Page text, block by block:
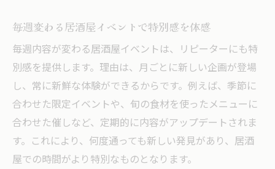
個性あふれる居酒屋イベントで週を彩る
地元グルメと共に味わう居酒屋の催し
居酒屋イベントと地元グルメの絶妙な共演
旬の料理と居酒屋イベントで贅沢な時間を
居酒屋で味わう地元食材と月替わり催し
グルメ体験と居酒屋イベントが同時に楽し
める
毎週変わる居酒屋イベントで特別感を体感
毎週内容が変わる居酒屋イベントは、リピーターにも特
別感を提供します。理由は、月ごとに新しい企画が登場
し、常に新鮮な体験ができるからです。例えば、季節に
合わせた限定イベントや、旬の食材を使ったメニューに
合わせた催しなど、定期的に内容がアップデートされま
す。これにより、何度通っても新しい発見があり、居酒
屋での時間がより特別なものとなります。